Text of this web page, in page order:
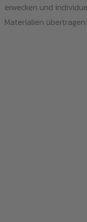
erwecken und
Materialien übertragen.